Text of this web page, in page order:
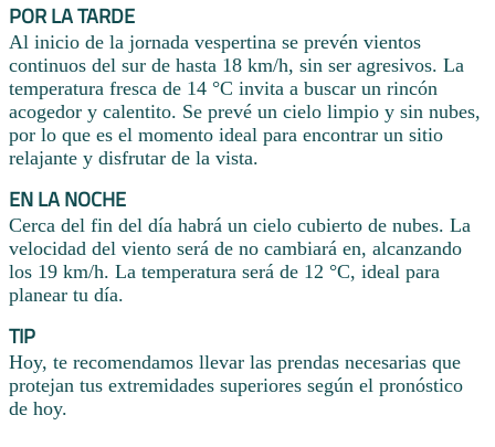
POR LA TARDE
Al inicio de la jornada vespertina se prevén vientos
continuos del sur de hasta 18 km/h, sin ser agresivos. La
temperatura fresca de 14 °C invita a buscar un rincón
acogedor y calentito. Se prevé un cielo limpio y sin nubes,
por lo que es el momento ideal para encontrar un sitio
relajante y disfrutar de la vista.
EN LA NOCHE
Cerca del fin del día habrá un cielo cubierto de nubes. La
velocidad del viento será de no cambiará en, alcanzando
los 19 km/h. La temperatura será de 12 °C, ideal para
planear tu día.
TIP
Hoy, te recomendamos llevar las prendas necesarias que
protejan tus extremidades superiores según el pronóstico
de hoy.